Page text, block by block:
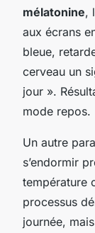
mélatonine,
aux écrans
bleue,
cerveau un
jour ».
mode repos.
Un autre
s’endormir
température
processus
journée,